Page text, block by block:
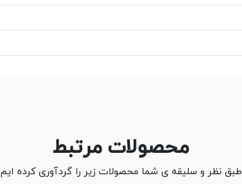
محصولات مرتبط
طبق نظر و سلیقه ی شما محصولات زیر را گردآوری کرده ایم